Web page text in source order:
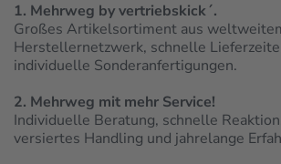
1. Mehrweg by vertriebskick´.
Großes Artikelsortiment aus
Herstellernetzwerk, schnelle
individuelle Sonderanfertigungen.
2. Mehrweg mit mehr Service!
Individuelle Beratung, schnelle
versiertes Handling und jahrelange